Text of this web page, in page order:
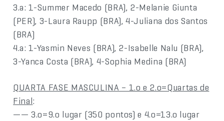
3.a: 1-Summer Macedo (BRA), 2-Melanie Giunta
(PER), 3-Laura Raupp (BRA), 4-Juliana dos Santos
(BRA)
4.a: 1-Yasmin Neves (BRA), 2-Isabelle Nalu (BRA),
3-Yanca Costa (BRA), 4-Sophia Medina (BRA)
QUARTA FASE MASCULINA – 1.o e 2.o=Quartas de
Final:
—— 3.o=9.o lugar (350 pontos) e 4.o=13.o lugar